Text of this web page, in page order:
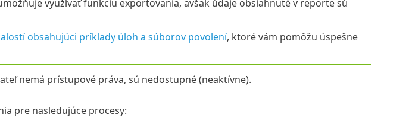
využívať funkciu exportovania, avšak údaje obsiahnuté v reporte sú
obsahujúci príklady úloh a súborov povolení, ktoré vám pomôžu úspešne
nemá prístupové práva, sú nedostupné (neaktívne).
pre nasledujúce procesy: